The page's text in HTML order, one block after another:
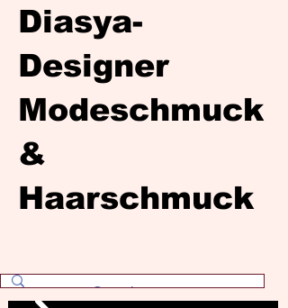
Diasya-
Designer
Modeschmuck
&
Haarschmuck